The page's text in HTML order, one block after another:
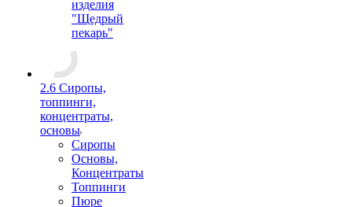
изделия
"Щедрый
пекарь"
2.6 Сиропы,
топпинги,
концентраты,
основы
Сиропы
Основы,
Концентраты
Топпинги
Пюре